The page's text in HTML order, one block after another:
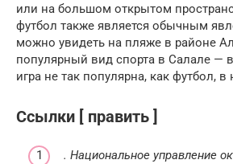
или на большом открытом
футбол также является обычным
можно увидеть на пляже в районе
популярный вид спорта в Салале —
игра не так популярна, как футбол, в
Ссылки [ править ]
. Национальное управление